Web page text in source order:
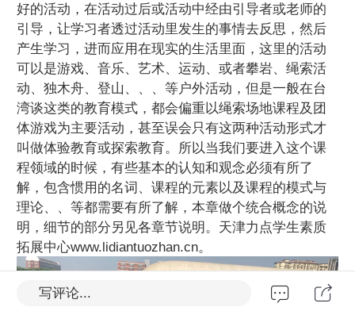
好的活动，在活动过后或活动中经由引导者或老师的
引导，让学习者透过活动里发生的事情去反思，然后
产生学习，进而应用在现实的生活里面，这里的活动
可以是游戏、音乐、艺术、运动、或者攀岩、绳索活
动、独木舟、登山、、、等户外活动，但是一般在台
湾谈这类的教育模式，都会偏重以绳索场地课程及团
体游戏为主要活动，甚至误会只有这两种活动形式才
叫做体验教育或探索教育。所以当我们要进入这个课
程领域的时候，有些基本的认知和观念必须有所了
解，包含惯用的名词、课程的元素以及课程的模式与
理论、、等都需要有所了解，本章做个统合概念的说
明，细节的部分另见各章节说明。天津力点学生素质
拓展中心www.lidiantuozhan.cn。
写评论...